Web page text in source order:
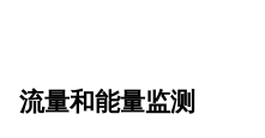
流量和能量监测